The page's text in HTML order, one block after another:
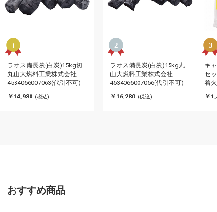
ラオス備長炭(白炭)15kg切
丸山大燃料工業株式会社
4534066007063(代引不可)
￥14,980 (税込)
ラオス備長炭(白炭)15kg丸
山大燃料工業株式会社
4534066007056(代引不可)
￥16,280 (税込)
キ
セ
着
￥
おすすめ商品